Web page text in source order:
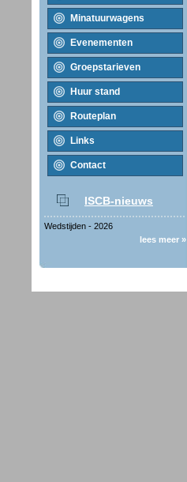
Minatuurwagens
Evenementen
Groepstarieven
Huur stand
Routeplan
Links
Contact
ISCB-nieuws
Wedstijden - 2026
lees meer »